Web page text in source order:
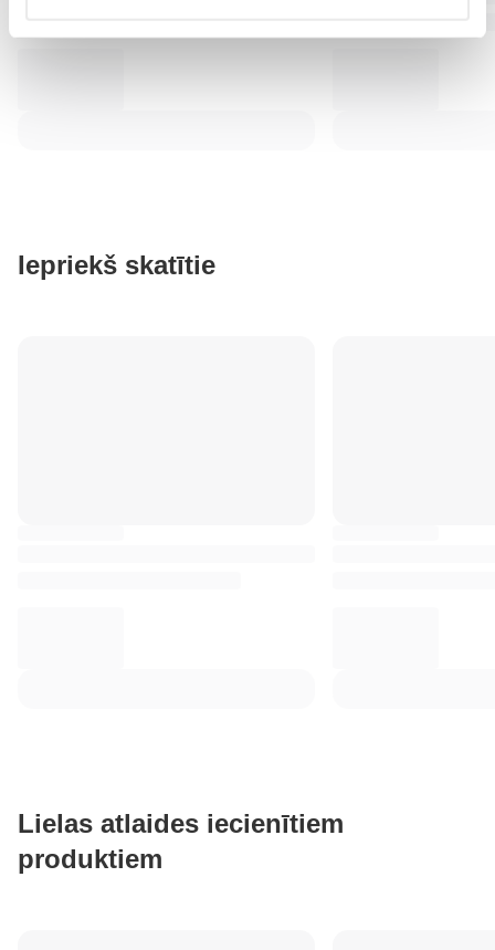
Iepriekš skatītie
Lielas atlaides iecienītiem
produktiem